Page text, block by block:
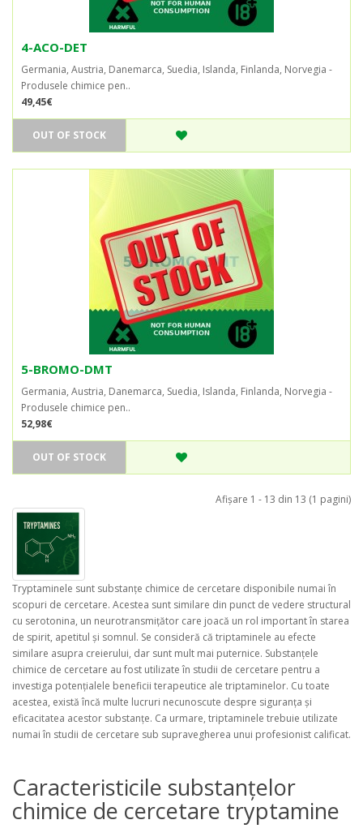
4-ACO-DET
Germania, Austria, Danemarca, Suedia, Islanda, Finlanda, Norvegia -
Produsele chimice pen..
49,45€
OUT OF STOCK
5-BROMO-DMT
Germania, Austria, Danemarca, Suedia, Islanda, Finlanda, Norvegia -
Produsele chimice pen..
52,98€
OUT OF STOCK
Afişare 1 - 13 din 13 (1 pagini)
Tryptaminele sunt substanțe chimice de cercetare disponibile numai în
scopuri de cercetare. Acestea sunt similare din punct de vedere structural
cu serotonina, un neurotransmițător care joacă un rol important în starea
de spirit, apetitul și somnul. Se consideră că triptaminele au efecte
similare asupra creierului, dar sunt mult mai puternice. Substanțele
chimice de cercetare au fost utilizate în studii de cercetare pentru a
investiga potențialele beneficii terapeutice ale triptaminelor. Cu toate
acestea, există încă multe lucruri necunoscute despre siguranța și
eficacitatea acestor substanțe. Ca urmare, triptaminele trebuie utilizate
numai în studii de cercetare sub supravegherea unui profesionist calificat.
Caracteristicile substanțelor
chimice de cercetare tryptamine